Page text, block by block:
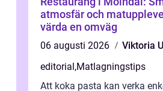
atmosfär och
värda en omväg
06 augusti 2026
Viktoria
editorial,Matlagningstips
Att koka pasta kan verka